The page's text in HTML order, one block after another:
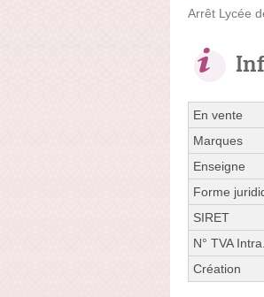
Arrêt Lycée
En vente
Marques
Enseigne
Forme
SIRET
N° TVA Intra.
Création